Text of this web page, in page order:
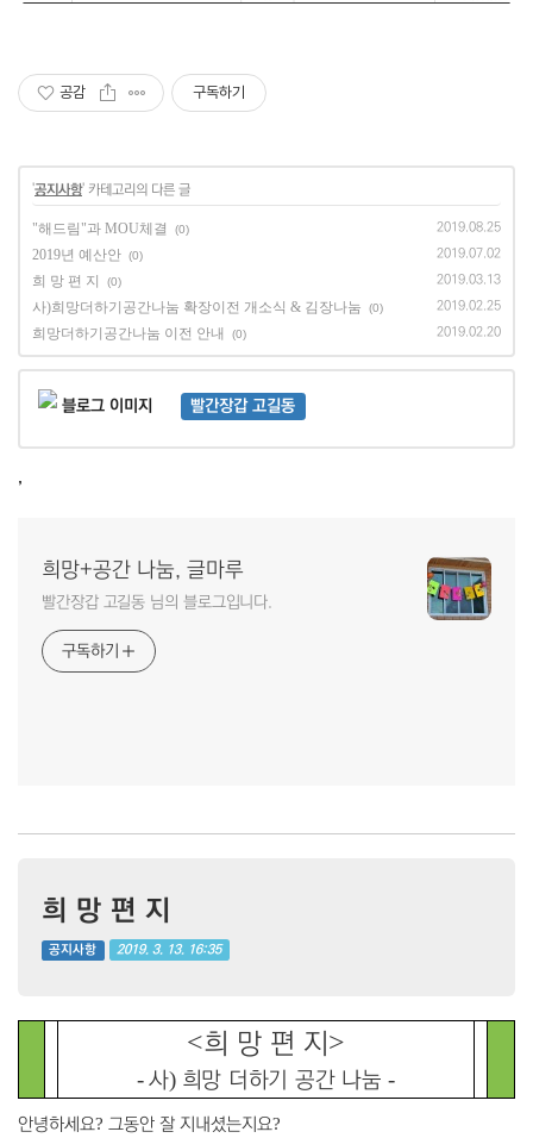
공감 구독하기
'공지사항' 카테고리의 다른 글
"해드림"과 MOU체결 (0) 2019.08.25
2019년 예산안 (0) 2019.07.02
희 망 편 지 (0) 2019.03.13
사)희망더하기공간나눔 확장이전 개소식 & 김장나눔 (0) 2019.02.25
희망더하기공간나눔 이전 안내 (0) 2019.02.20
빨간장갑 고길동
,
희망+공간 나눔, 글마루
빨간장갑 고길동 님의 블로그입니다.
구독하기
희 망 편 지
공지사항 2019. 3. 13. 16:35
<희 망 편 지 >
-사) 희망 더하기 공간 나눔-
안녕하세요? 그동안 잘 지내셨는지요?